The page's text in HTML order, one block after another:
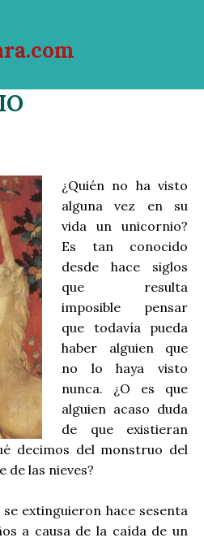
¿Quién no ha visto
alguna vez en su
vida un unicornio?
Es tan conocido
desde hace siglos
que resulta
imposible pensar
que todavía pueda
haber alguien que
no lo haya visto
nunca. ¿O es que
alguien acaso duda
de que existieran
decimos del monstruo del
de las nieves?
extinguieron hace sesenta
a causa de la caída de un